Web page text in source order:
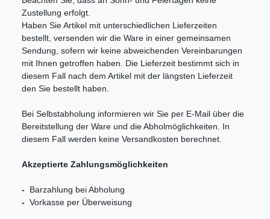
Zustellung erfolgt.
Haben Sie Artikel mit unterschiedlichen Lieferzeiten
bestellt, versenden wir die Ware in einer gemeinsamen
Sendung, sofern wir keine abweichenden Vereinbarungen
mit Ihnen getroffen haben. Die Lieferzeit bestimmt sich in
diesem Fall nach dem Artikel mit der längsten Lieferzeit
den Sie bestellt haben.
Bei Selbstabholung informieren wir Sie per E-Mail über die
Bereitstellung der Ware und die Abholmöglichkeiten. In
diesem Fall werden keine Versandkosten berechnet.
Akzeptierte Zahlungsmöglichkeiten
- Barzahlung bei Abholung
- Vorkasse per Überweisung